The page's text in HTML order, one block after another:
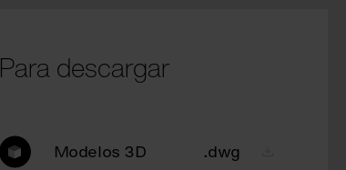
Para descargar
Modelos 3D .dwg